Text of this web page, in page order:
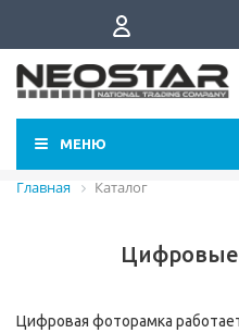
МЕНЮ
Главная Каталог
Цифровая фоторамка